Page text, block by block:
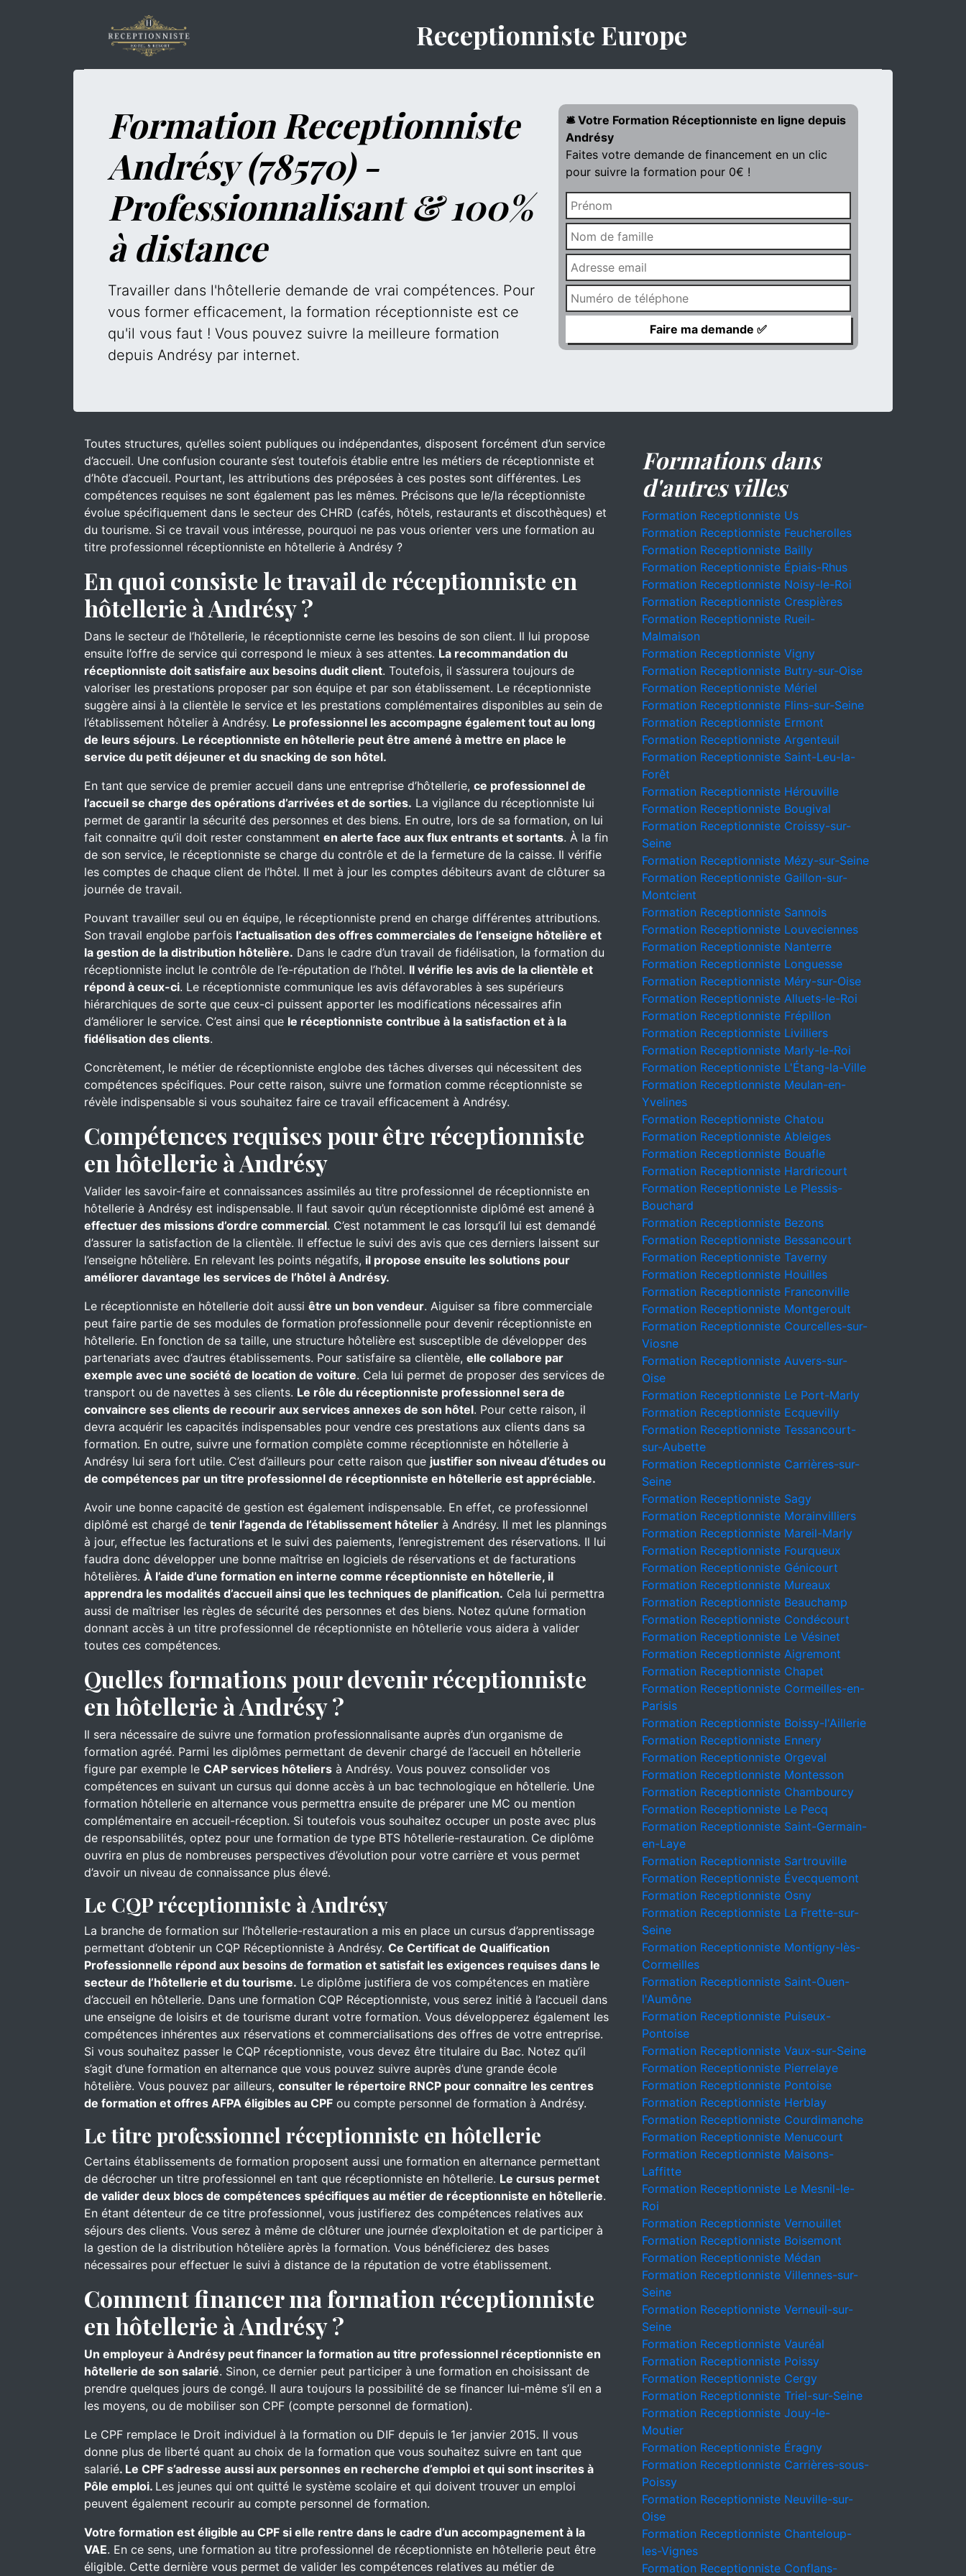
Receptionniste Europe
Formation Receptionniste
Andrésy (78570) -
Professionnalisant & 100%
à distance
Travailler dans l'hôtellerie demande de vrai compétences. Pour
vous former efficacement, la formation réceptionniste est ce
qu'il vous faut ! Vous pouvez suivre la meilleure formation
depuis Andrésy par internet.
🛎️ Votre Formation Réceptionniste en ligne depuis
Andrésy
Faites votre demande de financement en un clic
pour suivre la formation pour 0€ !
Toutes structures, qu’elles soient publiques ou indépendantes, disposent forcément d’un service
d’accueil. Une confusion courante s’est toutefois établie entre les métiers de réceptionniste et
d’hôte d’accueil. Pourtant, les attributions des préposées à ces postes sont différentes. Les
compétences requises ne sont également pas les mêmes. Précisons que le/la réceptionniste
évolue spécifiquement dans le secteur des CHRD (cafés, hôtels, restaurants et discothèques) et
du tourisme. Si ce travail vous intéresse, pourquoi ne pas vous orienter vers une formation au
titre professionnel réceptionniste en hôtellerie à Andrésy ?
En quoi consiste le travail de réceptionniste en
hôtellerie à Andrésy ?
Dans le secteur de l’hôtellerie, le réceptionniste cerne les besoins de son client. Il lui propose
ensuite l’offre de service qui correspond le mieux à ses attentes. La recommandation du
réceptionniste doit satisfaire aux besoins dudit client. Toutefois, il s’assurera toujours de
valoriser les prestations proposer par son équipe et par son établissement. Le réceptionniste
suggère ainsi à la clientèle le service et les prestations complémentaires disponibles au sein de
l’établissement hôtelier à Andrésy. Le professionnel les accompagne également tout au long
de leurs séjours. Le réceptionniste en hôtellerie peut être amené à mettre en place le
service du petit déjeuner et du snacking de son hôtel.
En tant que service de premier accueil dans une entreprise d’hôtellerie, ce professionnel de
l’accueil se charge des opérations d’arrivées et de sorties. La vigilance du réceptionniste lui
permet de garantir la sécurité des personnes et des biens. En outre, lors de sa formation, on lui
fait connaitre qu’il doit rester constamment en alerte face aux flux entrants et sortants. À la fin
de son service, le réceptionniste se charge du contrôle et de la fermeture de la caisse. Il vérifie
les comptes de chaque client de l’hôtel. Il met à jour les comptes débiteurs avant de clôturer sa
journée de travail.
Pouvant travailler seul ou en équipe, le réceptionniste prend en charge différentes attributions.
Son travail englobe parfois l’actualisation des offres commerciales de l’enseigne hôtelière et
la gestion de la distribution hôtelière. Dans le cadre d’un travail de fidélisation, la formation du
réceptionniste inclut le contrôle de l’e-réputation de l’hôtel. Il vérifie les avis de la clientèle et
répond à ceux-ci. Le réceptionniste communique les avis défavorables à ses supérieurs
hiérarchiques de sorte que ceux-ci puissent apporter les modifications nécessaires afin
d’améliorer le service. C’est ainsi que le réceptionniste contribue à la satisfaction et à la
fidélisation des clients.
Concrètement, le métier de réceptionniste englobe des tâches diverses qui nécessitent des
compétences spécifiques. Pour cette raison, suivre une formation comme réceptionniste se
révèle indispensable si vous souhaitez faire ce travail efficacement à Andrésy.
Compétences requises pour être réceptionniste
en hôtellerie à Andrésy
Valider les savoir-faire et connaissances assimilés au titre professionnel de réceptionniste en
hôtellerie à Andrésy est indispensable. Il faut savoir qu’un réceptionniste diplômé est amené à
effectuer des missions d’ordre commercial. C’est notamment le cas lorsqu’il lui est demandé
d’assurer la satisfaction de la clientèle. Il effectue le suivi des avis que ces derniers laissent sur
l’enseigne hôtelière. En relevant les points négatifs, il propose ensuite les solutions pour
améliorer davantage les services de l’hôtel à Andrésy.
Le réceptionniste en hôtellerie doit aussi être un bon vendeur. Aiguiser sa fibre commerciale
peut faire partie de ses modules de formation professionnelle pour devenir réceptionniste en
hôtellerie. En fonction de sa taille, une structure hôtelière est susceptible de développer des
partenariats avec d’autres établissements. Pour satisfaire sa clientèle, elle collabore par
exemple avec une société de location de voiture. Cela lui permet de proposer des services de
transport ou de navettes à ses clients. Le rôle du réceptionniste professionnel sera de
convaincre ses clients de recourir aux services annexes de son hôtel. Pour cette raison, il
devra acquérir les capacités indispensables pour vendre ces prestations aux clients dans sa
formation. En outre, suivre une formation complète comme réceptionniste en hôtellerie à
Andrésy lui sera fort utile. C’est d’ailleurs pour cette raison que justifier son niveau d’études ou
de compétences par un titre professionnel de réceptionniste en hôtellerie est appréciable.
Avoir une bonne capacité de gestion est également indispensable. En effet, ce professionnel
diplômé est chargé de tenir l’agenda de l’établissement hôtelier à Andrésy. Il met les plannings
à jour, effectue les facturations et le suivi des paiements, l’enregistrement des réservations. Il lui
faudra donc développer une bonne maîtrise en logiciels de réservations et de facturations
hôtelières. À l’aide d’une formation en interne comme réceptionniste en hôtellerie, il
apprendra les modalités d’accueil ainsi que les techniques de planification. Cela lui permettra
aussi de maîtriser les règles de sécurité des personnes et des biens. Notez qu’une formation
donnant accès à un titre professionnel de réceptionniste en hôtellerie vous aidera à valider
toutes ces compétences.
Quelles formations pour devenir réceptionniste
en hôtellerie à Andrésy ?
Il sera nécessaire de suivre une formation professionnalisante auprès d’un organisme de
formation agréé. Parmi les diplômes permettant de devenir chargé de l’accueil en hôtellerie
figure par exemple le CAP services hôteliers à Andrésy. Vous pouvez consolider vos
compétences en suivant un cursus qui donne accès à un bac technologique en hôtellerie. Une
formation hôtellerie en alternance vous permettra ensuite de préparer une MC ou mention
complémentaire en accueil-réception. Si toutefois vous souhaitez occuper un poste avec plus
de responsabilités, optez pour une formation de type BTS hôtellerie-restauration. Ce diplôme
ouvrira en plus de nombreuses perspectives d’évolution pour votre carrière et vous permet
d’avoir un niveau de connaissance plus élevé.
Le CQP réceptionniste à Andrésy
La branche de formation sur l’hôtellerie-restauration a mis en place un cursus d’apprentissage
permettant d’obtenir un CQP Réceptionniste à Andrésy. Ce Certificat de Qualification
Professionnelle répond aux besoins de formation et satisfait les exigences requises dans le
secteur de l’hôtellerie et du tourisme. Le diplôme justifiera de vos compétences en matière
d’accueil en hôtellerie. Dans une formation CQP Réceptionniste, vous serez initié à l’accueil dans
une enseigne de loisirs et de tourisme durant votre formation. Vous développerez également les
compétences inhérentes aux réservations et commercialisations des offres de votre entreprise.
Si vous souhaitez passer le CQP réceptionniste, vous devez être titulaire du Bac. Notez qu’il
s’agit d’une formation en alternance que vous pouvez suivre auprès d’une grande école
hôtelière. Vous pouvez par ailleurs, consulter le répertoire RNCP pour connaitre les centres
de formation et offres AFPA éligibles au CPF ou compte personnel de formation à Andrésy.
Le titre professionnel réceptionniste en hôtellerie
Certains établissements de formation proposent aussi une formation en alternance permettant
de décrocher un titre professionnel en tant que réceptionniste en hôtellerie. Le cursus permet
de valider deux blocs de compétences spécifiques au métier de réceptionniste en hôtellerie.
En étant détenteur de ce titre professionnel, vous justifierez des compétences relatives aux
séjours des clients. Vous serez à même de clôturer une journée d’exploitation et de participer à
la gestion de la distribution hôtelière après la formation. Vous bénéficierez des bases
nécessaires pour effectuer le suivi à distance de la réputation de votre établissement.
Comment financer ma formation réceptionniste
en hôtellerie à Andrésy ?
Un employeur à Andrésy peut financer la formation au titre professionnel réceptionniste en
hôtellerie de son salarié. Sinon, ce dernier peut participer à une formation en choisissant de
prendre quelques jours de congé. Il aura toujours la possibilité de se financer lui-même s’il en a
les moyens, ou de mobiliser son CPF (compte personnel de formation).
Le CPF remplace le Droit individuel à la formation ou DIF depuis le 1er janvier 2015. Il vous
donne plus de liberté quant au choix de la formation que vous souhaitez suivre en tant que
salarié. Le CPF s’adresse aussi aux personnes en recherche d’emploi et qui sont inscrites à
Pôle emploi. Les jeunes qui ont quitté le système scolaire et qui doivent trouver un emploi
peuvent également recourir au compte personnel de formation.
Votre formation est éligible au CPF si elle rentre dans le cadre d’un accompagnement à la
VAE. En ce sens, une formation au titre professionnel de réceptionniste en hôtellerie peut être
éligible. Cette dernière vous permet de valider les compétences relatives au métier de
Formations dans
d'autres villes
Formation Receptionniste Us
Formation Receptionniste Feucherolles
Formation Receptionniste Bailly
Formation Receptionniste Épiais-Rhus
Formation Receptionniste Noisy-le-Roi
Formation Receptionniste Crespières
Formation Receptionniste Rueil-
Malmaison
Formation Receptionniste Vigny
Formation Receptionniste Butry-sur-Oise
Formation Receptionniste Mériel
Formation Receptionniste Flins-sur-Seine
Formation Receptionniste Ermont
Formation Receptionniste Argenteuil
Formation Receptionniste Saint-Leu-la-
Forêt
Formation Receptionniste Hérouville
Formation Receptionniste Bougival
Formation Receptionniste Croissy-sur-
Seine
Formation Receptionniste Mézy-sur-Seine
Formation Receptionniste Gaillon-sur-
Montcient
Formation Receptionniste Sannois
Formation Receptionniste Louveciennes
Formation Receptionniste Nanterre
Formation Receptionniste Longuesse
Formation Receptionniste Méry-sur-Oise
Formation Receptionniste Alluets-le-Roi
Formation Receptionniste Frépillon
Formation Receptionniste Livilliers
Formation Receptionniste Marly-le-Roi
Formation Receptionniste L'Étang-la-Ville
Formation Receptionniste Meulan-en-
Yvelines
Formation Receptionniste Chatou
Formation Receptionniste Ableiges
Formation Receptionniste Bouafle
Formation Receptionniste Hardricourt
Formation Receptionniste Le Plessis-
Bouchard
Formation Receptionniste Bezons
Formation Receptionniste Bessancourt
Formation Receptionniste Taverny
Formation Receptionniste Houilles
Formation Receptionniste Franconville
Formation Receptionniste Montgeroult
Formation Receptionniste Courcelles-sur-
Viosne
Formation Receptionniste Auvers-sur-
Oise
Formation Receptionniste Le Port-Marly
Formation Receptionniste Ecquevilly
Formation Receptionniste Tessancourt-
sur-Aubette
Formation Receptionniste Carrières-sur-
Seine
Formation Receptionniste Sagy
Formation Receptionniste Morainvilliers
Formation Receptionniste Mareil-Marly
Formation Receptionniste Fourqueux
Formation Receptionniste Génicourt
Formation Receptionniste Mureaux
Formation Receptionniste Beauchamp
Formation Receptionniste Condécourt
Formation Receptionniste Le Vésinet
Formation Receptionniste Aigremont
Formation Receptionniste Chapet
Formation Receptionniste Cormeilles-en-
Parisis
Formation Receptionniste Boissy-l'Aillerie
Formation Receptionniste Ennery
Formation Receptionniste Orgeval
Formation Receptionniste Montesson
Formation Receptionniste Chambourcy
Formation Receptionniste Le Pecq
Formation Receptionniste Saint-Germain-
en-Laye
Formation Receptionniste Sartrouville
Formation Receptionniste Évecquemont
Formation Receptionniste Osny
Formation Receptionniste La Frette-sur-
Seine
Formation Receptionniste Montigny-lès-
Cormeilles
Formation Receptionniste Saint-Ouen-
l'Aumône
Formation Receptionniste Puiseux-
Pontoise
Formation Receptionniste Vaux-sur-Seine
Formation Receptionniste Pierrelaye
Formation Receptionniste Pontoise
Formation Receptionniste Herblay
Formation Receptionniste Courdimanche
Formation Receptionniste Menucourt
Formation Receptionniste Maisons-
Laffitte
Formation Receptionniste Le Mesnil-le-
Roi
Formation Receptionniste Vernouillet
Formation Receptionniste Boisemont
Formation Receptionniste Médan
Formation Receptionniste Villennes-sur-
Seine
Formation Receptionniste Verneuil-sur-
Seine
Formation Receptionniste Vauréal
Formation Receptionniste Poissy
Formation Receptionniste Cergy
Formation Receptionniste Triel-sur-Seine
Formation Receptionniste Jouy-le-
Moutier
Formation Receptionniste Éragny
Formation Receptionniste Carrières-sous-
Poissy
Formation Receptionniste Neuville-sur-
Oise
Formation Receptionniste Chanteloup-
les-Vignes
Formation Receptionniste Conflans-